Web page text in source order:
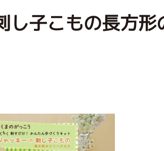
し子こもの長方形
ション